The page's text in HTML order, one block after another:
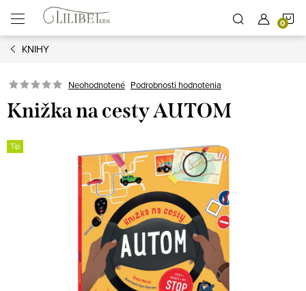
obsah
KNIHY
Neohodnotené Podrobnosti hodnotenia
Knižka na cesty AUTOM
Tip